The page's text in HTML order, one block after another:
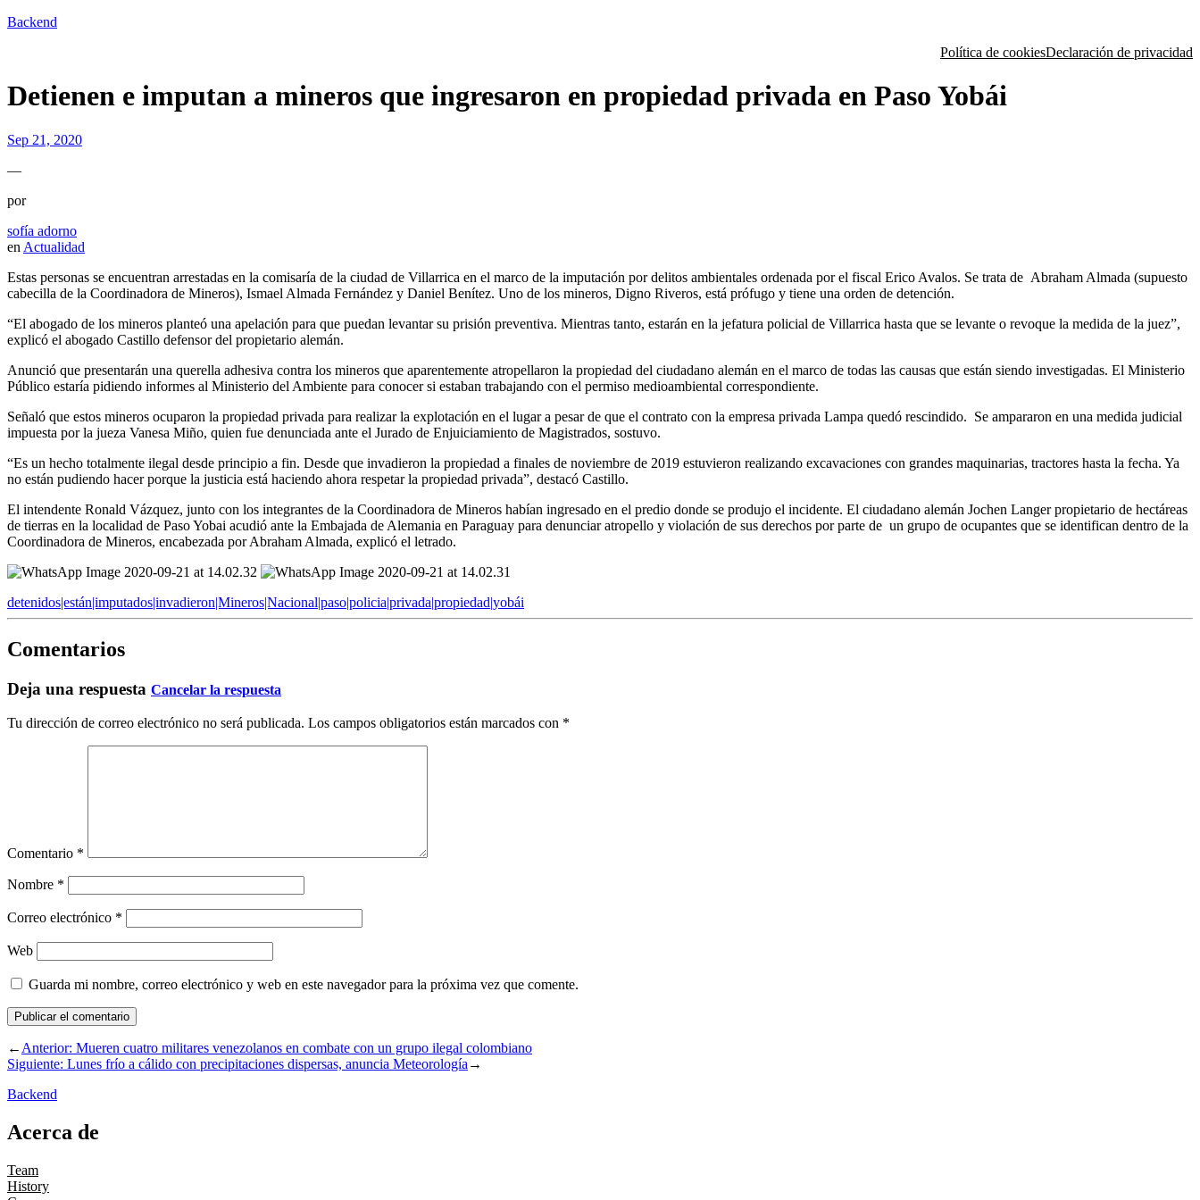
Backend
Política de cookiesDeclaración de privacidad
Detienen e imputan a mineros que ingresaron en propiedad privada en Paso Yobái
Sep 21, 2020
—
por
sofía adorno
en Actualidad
Estas personas se encuentran arrestadas en la comisaría de la ciudad de Villarrica en el marco de la imputación por delitos ambientales ordenada por el fiscal Erico Avalos. Se trata de Abraham Almada (supuesto
cabecilla de la Coordinadora de Mineros), Ismael Almada Fernández y Daniel Benítez. Uno de los mineros, Digno Riveros, está prófugo y tiene una orden de detención.
“El abogado de los mineros planteó una apelación para que puedan levantar su prisión preventiva. Mientras tanto, estarán en la jefatura policial de Villarrica hasta que se levante o revoque la medida de la juez”,
explicó el abogado Castillo defensor del propietario alemán.
Anunció que presentarán una querella adhesiva contra los mineros que aparentemente atropellaron la propiedad del ciudadano alemán en el marco de todas las causas que están siendo investigadas. El Ministerio
Público estaría pidiendo informes al Ministerio del Ambiente para conocer si estaban trabajando con el permiso medioambiental correspondiente.
Señaló que estos mineros ocuparon la propiedad privada para realizar la explotación en el lugar a pesar de que el contrato con la empresa privada Lampa quedó rescindido. Se ampararon en una medida judicial
impuesta por la jueza Vanesa Miño, quien fue denunciada ante el Jurado de Enjuiciamiento de Magistrados, sostuvo.
“Es un hecho totalmente ilegal desde principio a fin. Desde que invadieron la propiedad a finales de noviembre de 2019 estuvieron realizando excavaciones con grandes maquinarias, tractores hasta la fecha. Ya
no están pudiendo hacer porque la justicia está haciendo ahora respetar la propiedad privada”, destacó Castillo.
El intendente Ronald Vázquez, junto con los integrantes de la Coordinadora de Mineros habían ingresado en el predio donde se produjo el incidente. El ciudadano alemán Jochen Langer propietario de hectáreas
de tierras en la localidad de Paso Yobai acudió ante la Embajada de Alemania en Paraguay para denunciar atropello y violación de sus derechos por parte de un grupo de ocupantes que se identifican dentro de la
Coordinadora de Mineros, encabezada por Abraham Almada, explicó el letrado.
detenidos|están|imputados|invadieron|Mineros|Nacional|paso|policia|privada|propiedad|yobái
Comentarios
Deja una respuesta Cancelar la respuesta
Tu dirección de correo electrónico no será publicada. Los campos obligatorios están marcados con *
Comentario *
Nombre *
Correo electrónico *
Web
Guarda mi nombre, correo electrónico y web en este navegador para la próxima vez que comente.
←Anterior: Mueren cuatro militares venezolanos en combate con un grupo ilegal colombiano
Siguiente: Lunes frío a cálido con precipitaciones dispersas, anuncia Meteorología→
Backend
Acerca de
Team
History